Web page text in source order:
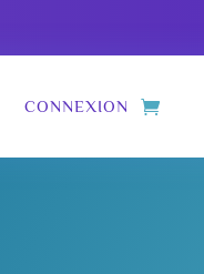
CONNEXION